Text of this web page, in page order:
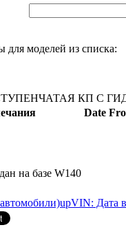
для моделей из списка:
КП С
Date
на базе W140
upVIN: Дата